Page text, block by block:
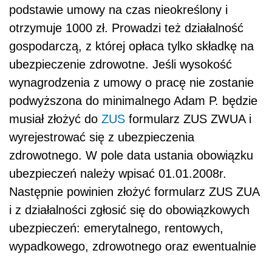
podstawie umowy na czas nieokreślony i
otrzymuje 1000 zł. Prowadzi też działalność
gospodarczą, z której opłaca tylko składkę na
ubezpieczenie zdrowotne. Jeśli wysokość
wynagrodzenia z umowy o pracę nie zostanie
podwyższona do minimalnego Adam P. będzie
musiał złożyć do ZUS formularz ZUS ZWUA i
wyrejestrować się z ubezpieczenia
zdrowotnego. W pole data ustania obowiązku
ubezpieczeń należy wpisać 01.01.2008r.
Następnie powinien złożyć formularz ZUS ZUA
i z działalności zgłosić się do obowiązkowych
ubezpieczeń: emerytalnego, rentowych,
wypadkowego, zdrowotnego oraz ewentualnie